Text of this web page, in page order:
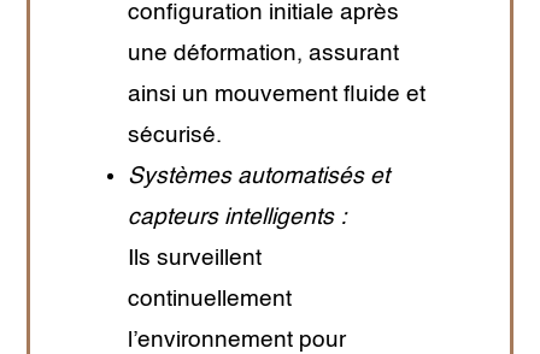
configuration initiale après
une déformation, assurant
ainsi un mouvement fluide et
sécurisé.
Systèmes automatisés et
capteurs intelligents :
Ils surveillent
continuellement
l’environnement pour